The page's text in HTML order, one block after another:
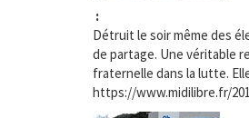
:
Détruit le soir même des
de partage. Une véritable
fraternelle dans la lutte.
https://www.midilibre.fr/